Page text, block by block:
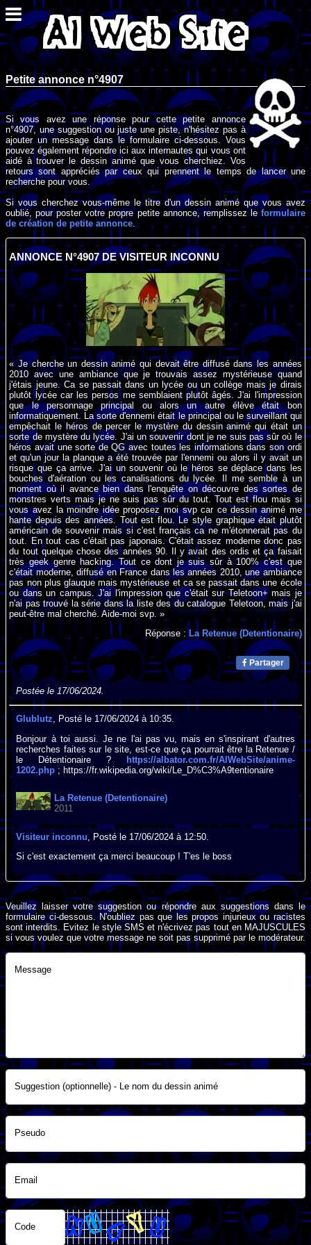
Petite annonce n°4907
Si vous avez une réponse pour cette petite annonce
n°4907, une suggestion ou juste une piste, n'hésitez pas à
ajouter un message dans le formulaire ci-dessous. Vous
pouvez également répondre ici aux internautes qui vous ont
aidé à trouver le dessin animé que vous cherchiez. Vos
retours sont appréciés par ceux qui prennent le temps de lancer une
recherche pour vous.
Si vous cherchez vous-même le titre d'un dessin animé que vous avez
oublié, pour poster votre propre petite annonce, remplissez leformulaire
de création de petite annonce .
ANNONCE N°4907 DE VISITEUR INCONNU
« Je cherche un dessin animé qui devait être diffusé dans les années
2010 avec une ambiance que je trouvais assez mystérieuse quand
j'étais jeune. Ca se passait dans un lycée ou un collège mais je dirais
plutôt lycée car les persos me semblaient plutôt âgés. J'ai l'impression
que le personnage principal ou alors un autre élève était bon
informatiquement. La sorte d'ennemi était le principal ou le surveillant qui
empêchait le héros de percer le mystère du dessin animé qui était un
sorte de mystère du lycée. J'ai un souvenir dont je ne suis pas sûr où le
héros avait une sorte de QG avec toutes les informations dans son ordi
et qu'un jour la planque a été trouvée par l'ennemi ou alors il y avait un
risque que ça arrive. J'ai un souvenir où le héros se déplace dans les
bouches d'aération ou les canalisations du lycée. Il me semble à un
moment où il avance bien dans l'enquête on découvre des sortes de
monstres verts mais je ne suis pas sûr du tout. Tout est flou mais si
vous avez la moindre idée proposez moi svp car ce dessin animé me
hante depuis des années. Tout est flou. Le style graphique était plutôt
américain de souvenir mais si c'est français ca ne m'étonnerait pas du
tout. En tout cas c'était pas japonais. C'était assez moderne donc pas
du tout quelque chose des années 90. Il y avait des ordis et ça faisait
très geek genre hacking. Tout ce dont je suis sûr à 100% c'est que
c'était moderne, diffusé en France dans les années 2010, une ambiance
pas non plus glauque mais mystérieuse et ca se passait dans une école
ou dans un campus. J'ai l'impression que c'était sur Teletoon+ mais je
n'ai pas trouvé la série dans la liste des du catalogue Teletoon, mais j'ai
peut-être mal cherché. Aide-moi svp. »
Réponse :La Retenue (Detentionaire)
Partager
Postée le 17/06/2024.
Glublutz, Posté le 17/06/2024 à 10:35.
Bonjour à toi aussi. Je ne l'ai pas vu, mais en s'inspirant d'autres
recherches faites sur le site, est-ce que ça pourrait être la Retenue /
le Détentionaire ? https://albator.com.fr/AlWebSite/anime-
1202.php ; https://fr.wikipedia.org/wiki/Le_D%C3%A9tentionaire
La Retenue (Detentionaire)
2011
Visiteur inconnu, Posté le 17/06/2024 à 12:50.
Si c'est exactement ça merci beaucoup ! T'es le boss
Veuillez laisser votre suggestion ou répondre aux suggestions dans le
formulaire ci-dessous. N'oubliez pas que les propos injurieux ou racistes
sont interdits. Evitez le style SMS et n'écrivez pas tout en MAJUSCULES
si vous voulez que votre message ne soit pas supprimé par le modérateur.
Message
Suggestion (optionnelle) - Le nom du dessin animé
Pseudo
Email
Code